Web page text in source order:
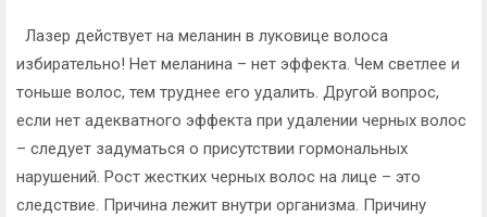
Лазер действует на меланин в луковице волоса
избирательно! Нет меланина – нет эффекта. Чем светлее и
тоньше волос, тем труднее его удалить. Другой вопрос,
если нет адекватного эффекта при удалении черных волос
– следует задуматься о присутствии гормональных
нарушений. Рост жестких черных волос на лице – это
следствие. Причина лежит внутри организма. Причину